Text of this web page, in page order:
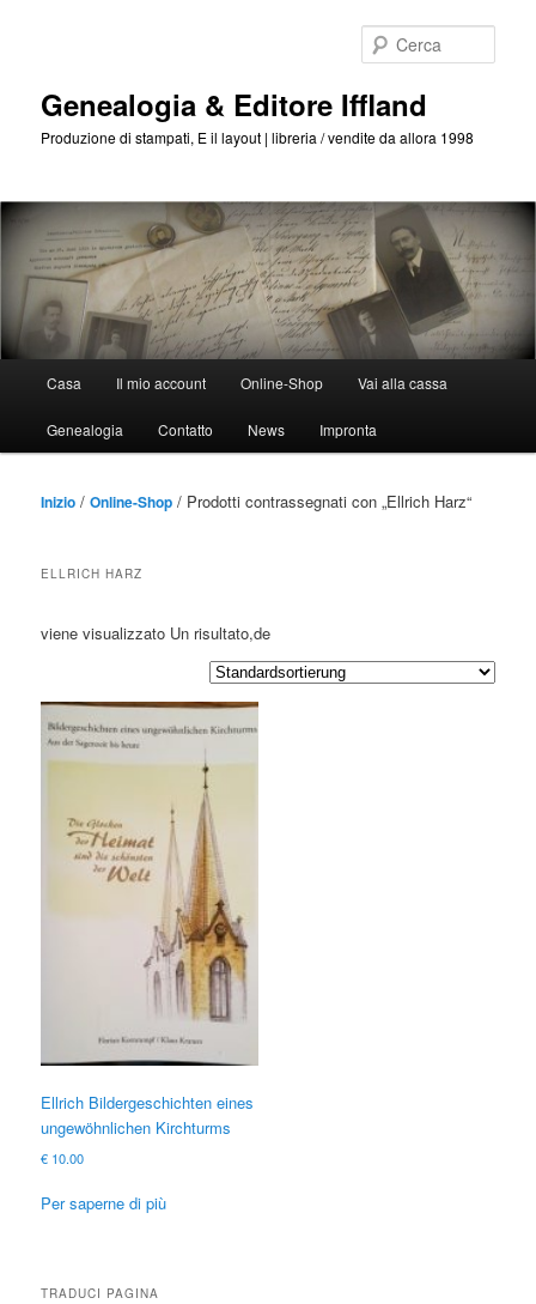
Genealogia & Editore Iffland
Produzione di stampati, E il layout | libreria / vendite da allora 1998
Casa Il mio account Online-Shop Vai alla cassa
Genealogia Contatto News Impronta
Inizio /Online-Shop / Prodotti contrassegnati con „Ellrich Harz“
ELLRICH HARZ
viene visualizzato Un risultato,de
Ellrich Bildergeschichten eines
ungewöhnlichen Kirchturms
€ 10.00
Per saperne di più
TRADUCI PAGINA